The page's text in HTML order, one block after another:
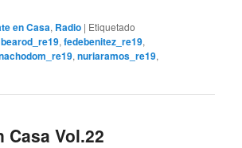
en Casa, Radio | Etiquetado
bearod_re19,fedebenitez_re19,
,nuriaramos_re19,
Casa Vol.22